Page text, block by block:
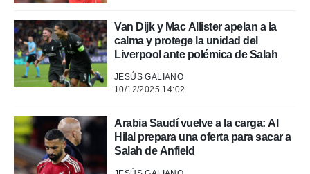
de
datos
perfiles
Van Dijk y Mac Allister apelan a la
calma y protege la unidad del
Liverpool ante polémica de Salah
JESÚS GALIANO
10/12/2025 14:02
Arabia Saudí vuelve a la carga: Al
Hilal prepara una oferta para sacar a
Salah de Anfield